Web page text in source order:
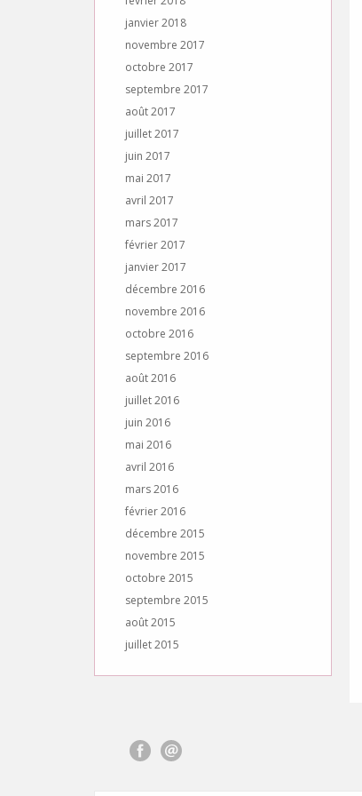
janvier 2018
novembre 2017
octobre 2017
septembre 2017
août 2017
juillet 2017
juin 2017
mai 2017
avril 2017
mars 2017
février 2017
janvier 2017
décembre 2016
novembre 2016
octobre 2016
septembre 2016
août 2016
juillet 2016
juin 2016
mai 2016
avril 2016
mars 2016
février 2016
décembre 2015
novembre 2015
octobre 2015
septembre 2015
août 2015
juillet 2015